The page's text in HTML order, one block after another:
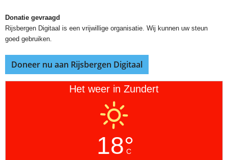
Donatie gevraagd
Rijsbergen Digitaal is een vrijwillige organisatie. Wij kunnen uw steun
goed gebruiken.
Doneer nu aan Rijsbergen Digitaal
Het weer in Zundert
18°
C